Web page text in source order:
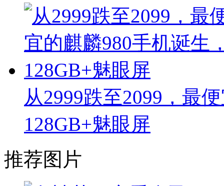
从2999跌至2099，最
128GB+魅眼屏
推荐图片